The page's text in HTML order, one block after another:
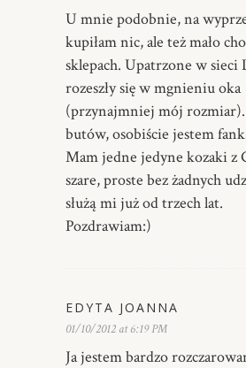
U mnie podobnie, na
kupiłam nic, ale też mało
sklepach. Upatrzone w sieci
rozeszły się w mgnieniu oka
(przynajmniej mój
butów, osobiście jestem
Mam jedne jedyne kozaki z
szare, proste bez żadnych
służą mi już od trzech lat.
Pozdrawiam:)
EDYTA JOANNA
01/10/2012 at 6:19 PM
Ja jestem bardzo